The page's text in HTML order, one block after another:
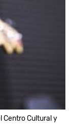
Centro Cultural y